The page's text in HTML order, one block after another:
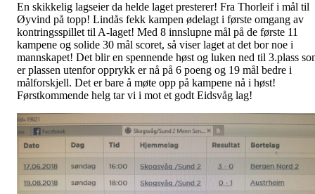
En skikkelig lagseier da helde laget presterer! Fra Thorleif i mål til
Øyvind på topp! Lindås fekk kampen ødelagt i første omgang av
kontringsspillet til A-laget! Med 8 innslupne mål på de første 11
kampene og solide 30 mål scoret, så viser laget at det bor noe i
mannskapet! Det blir en spennende høst og luken ned til 3.plass
er plassen utenfor opprykk er nå på 6 poeng og 19 mål bedre i
målforskjell. Det er bare å møte opp på kampene nå i høst!
Førstkommende helg tar vi i mot et godt Eidsvåg lag!